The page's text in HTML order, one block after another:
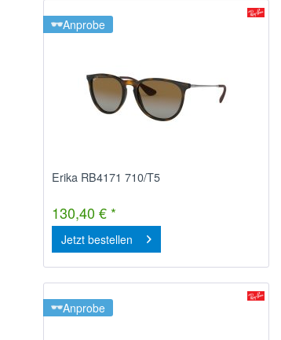
Anprobe
Erika RB4171 710/T5
130,40 € *
Jetzt bestellen
Anprobe